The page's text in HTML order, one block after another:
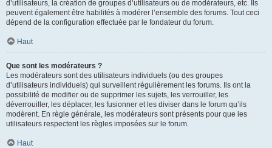
d’utilisateurs, la création de groupes d’utilisateurs ou de modérateurs, etc. Ils
peuvent également être habilités à modérer l’ensemble des forums. Tout ceci
dépend de la configuration effectuée par le fondateur du forum.
Haut
Que sont les modérateurs ?
Les modérateurs sont des utilisateurs individuels (ou des groupes
d’utilisateurs individuels) qui surveillent régulièrement les forums. Ils ont la
possibilité de modifier ou de supprimer les sujets, les verrouiller, les
déverrouiller, les déplacer, les fusionner et les diviser dans le forum qu’ils
modèrent. En règle générale, les modérateurs sont présents pour que les
utilisateurs respectent les règles imposées sur le forum.
Haut